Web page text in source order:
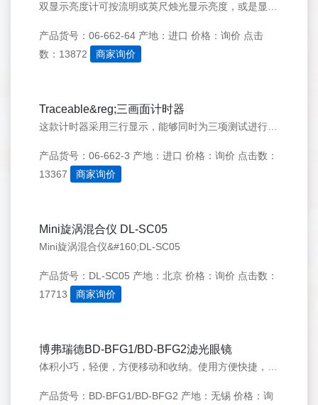
产品货号：06-662-64 产地：进口 价格：询价 点击
数：13872
商家询价
Traceable&reg;三画面计时器
产品货号：06-662-3 产地：进口 价格：询价 点击数：
13367
商家询价
Mini旋涡混合仪 DL-SC05
Mini旋涡混合仪&#160;DL-SC05
产品货号：DL-SC05 产地：北京 价格：询价 点击数：
17713
商家询价
博弗瑞德BD-BFG1/BD-BFG2滤光眼镜
产品货号：BD-BFG1/BD-BFG2 产地：无锡 价格：询